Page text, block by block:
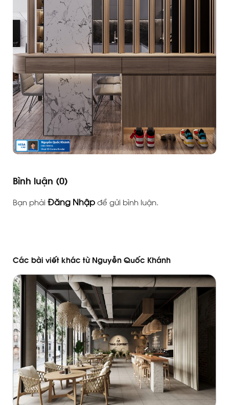
Bình luận (0)
Bạn phải Đăng Nhậpđể gửi bình luận.
Các bài viết khác từ Nguyễn Quốc Khánh